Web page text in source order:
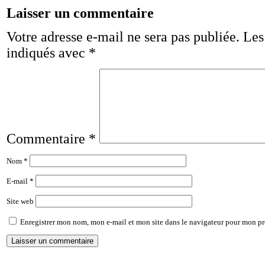
Laisser un commentaire
Votre adresse e-mail ne sera pas publiée.
indiqués avec *
Commentaire *
Nom *
E-mail *
Site web
Enregistrer mon nom, mon e-mail et mon site dans le navigateur pour mon